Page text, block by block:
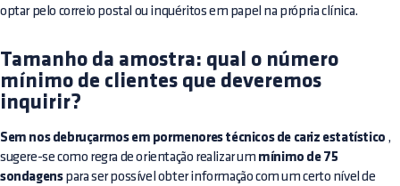
optar pelo correio postal ou inquéritos em papel na própria clínica.
Tamanho da amostra: qual o número
mínimo de clientes que deveremos
inquirir?
Sem nos debruçarmos em pormenores técnicos de cariz estatístico ,
sugere-se como regra de orientação realizar um mínimo de 75
sondagenspara ser possível obter informação com um certo nível de